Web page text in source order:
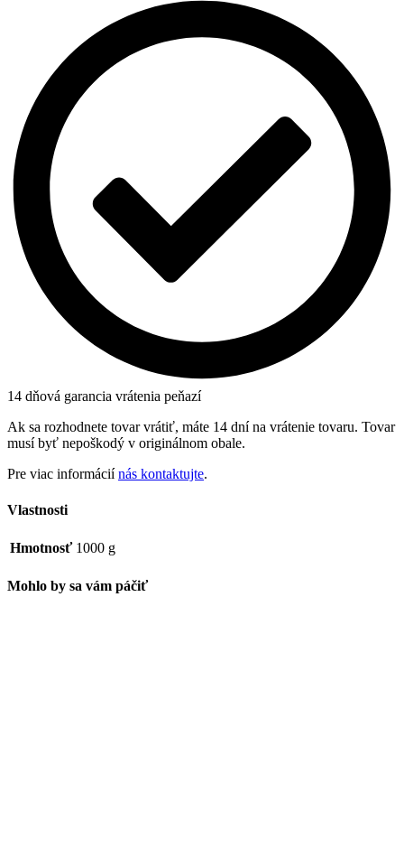
14 dňová garancia vrátenia peňazí
Ak sa rozhodnete tovar vrátiť, máte 14 dní na vrátenie tovaru. Tovar
musí byť nepoškodý v originálnom obale.
Pre viac informáciínás kontaktujte.
Vlastnosti
Hmotnosť 1000 g
Mohlo by sa vám páčiť